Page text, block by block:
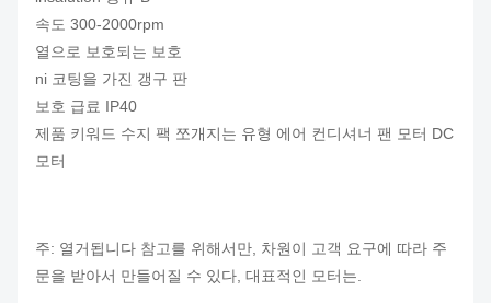
속도 300-2000rpm
열으로 보호되는 보호
ni 코팅을 가진 갱구 판
보호 급료 IP40
제품 키워드 수지 팩 쪼개지는 유형 에어 컨디셔너 팬 모터 DC
모터
주: 열거됩니다 참고를 위해서만, 차원이 고객 요구에 따라 주
문을 받아서 만들어질 수 있다, 대표적인 모터는.